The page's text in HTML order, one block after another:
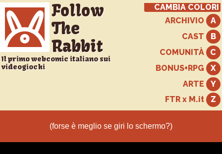
Follow
The
Rabbit
Il primo webcomic italiano sui
videogiochi
CAMBIA COLORI
ARCHIVIO
CAST
COMUNITÀ
BONUS+RPG
ARTE
FTR x M.it